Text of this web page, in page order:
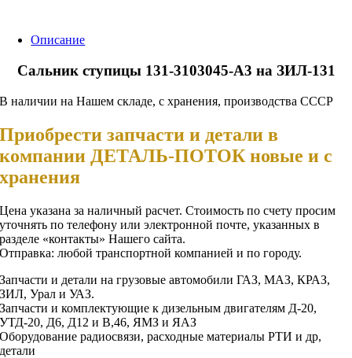
Описание
Сальник ступицы 131-3103045-А3 на ЗИЛ-131
В наличии на Нашем складе, с хранения, производства СССР
Приобрести запчасти и детали в
компании ДЕТАЛЬ-ПОТОК новые и с
хранения
Цена указана за наличный расчет. Стоимость по счету просим
уточнять по телефону или электронной почте, указанных в
разделе «контакты» Нашего сайта.
Отправка: любой транспортной компанией и по городу.
Запчасти и детали на грузовые автомобили ГАЗ, МАЗ, КРАЗ,
ЗИЛ, Урал и УАЗ.
Запчасти и комплектующие к дизельным двигателям Д-20,
УТД-20, Д6, Д12 и В,46, ЯМЗ и ЯАЗ
Оборудование радиосвязи, расходные материалы РТИ и др,
детали